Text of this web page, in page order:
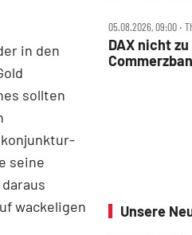
in den
sollten
seine
wackeligen
05.08.2026, 09:00 ‧
DAX nicht
Unsere